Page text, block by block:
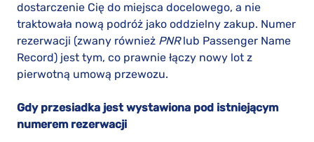
dostarczenie Cię do miejsca docelowego, a nie
traktowała nową podróż jako oddzielny zakup. Numer
rezerwacji (zwany również PNRlub Passenger Name
Record) jest tym, co prawnie łączy nowy lot z
pierwotną umową przewozu.
Gdy przesiadka jest wystawiona pod istniejącym
numerem rezerwacji